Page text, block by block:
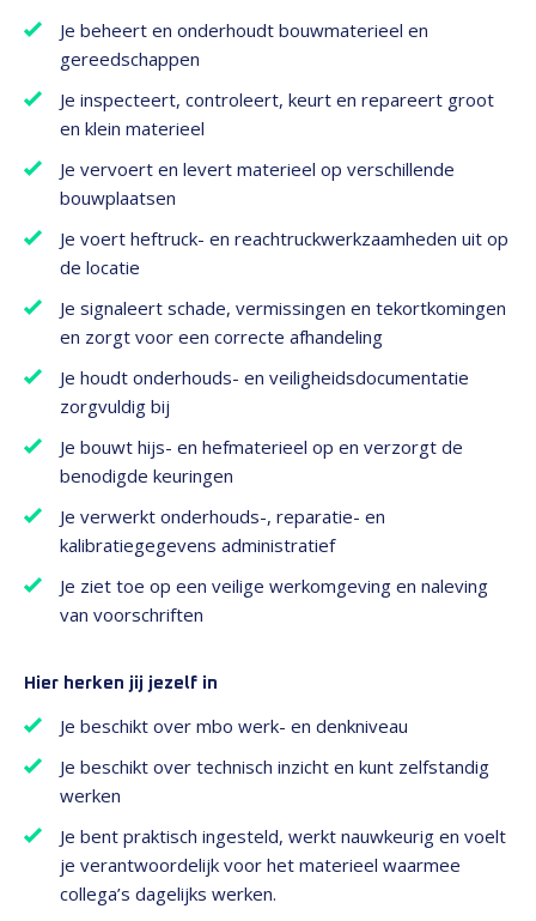
Je beheert en onderhoudt bouwmaterieel en
gereedschappen
Je inspecteert, controleert, keurt en repareert groot
en klein materieel
Je vervoert en levert materieel op verschillende
bouwplaatsen
Je voert heftruck- en reachtruckwerkzaamheden uit op
de locatie
Je signaleert schade, vermissingen en tekortkomingen
en zorgt voor een correcte afhandeling
Je houdt onderhouds- en veiligheidsdocumentatie
zorgvuldig bij
Je bouwt hijs- en hefmaterieel op en verzorgt de
benodigde keuringen
Je verwerkt onderhouds-, reparatie- en
kalibratiegegevens administratief
Je ziet toe op een veilige werkomgeving en naleving
van voorschriften
Hier herken jij jezelf in
Je beschikt over mbo werk- en denkniveau
Je beschikt over technisch inzicht en kunt zelfstandig
werken
Je bent praktisch ingesteld, werkt nauwkeurig en voelt
je verantwoordelijk voor het materieel waarmee
collega’s dagelijks werken.